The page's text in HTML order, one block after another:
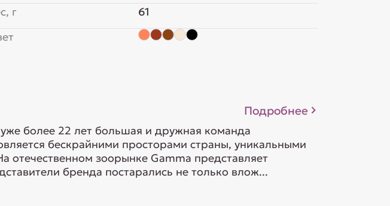
г
61
Подробнее
более 22 лет большая и дружная команда
бескрайними просторами страны, уникальными
отечественном зоорынке Gamma представляет
бренда постарались не только влож...